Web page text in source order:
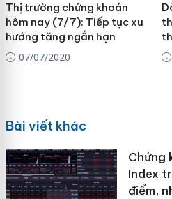
Thị trường chứng khoán
hôm nay (7/7): Tiếp tục xu
hướng tăng ngắn hạn
07/07/2020
Bài viết khác
Chứng
Index
điểm,